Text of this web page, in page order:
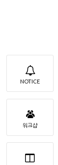
NOTICE
워크샵